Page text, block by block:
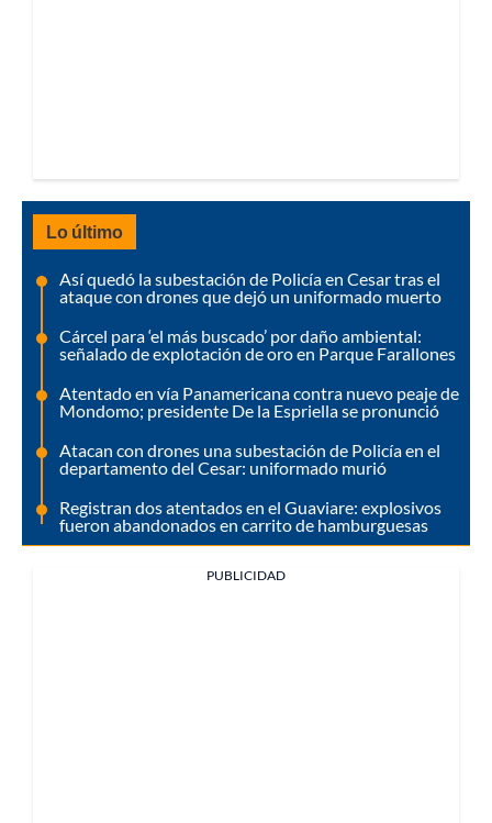
Lo último
Así quedó la subestación de Policía en Cesar tras el
ataque con drones que dejó un uniformado muerto
Cárcel para ‘el más buscado’ por daño ambiental:
señalado de explotación de oro en Parque Farallones
Atentado en vía Panamericana contra nuevo peaje de
Mondomo; presidente De la Espriella se pronunció
Atacan con drones una subestación de Policía en el
departamento del Cesar: uniformado murió
Registran dos atentados en el Guaviare: explosivos
fueron abandonados en carrito de hamburguesas
PUBLICIDAD